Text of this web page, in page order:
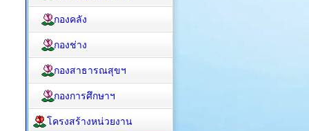
กองคลัง
กองช่าง
กองสาธารณสุขฯ
กองการศึกษาฯ
โครงสร้างหน่วยงาน